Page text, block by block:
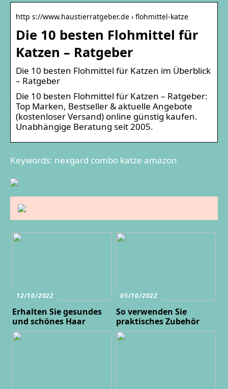
http s://www.haustierratgeber.de › flohmittel-katze
Die 10 besten Flohmittel für
Katzen – Ratgeber
Die 10 besten Flohmittel für Katzen im Überblick
– Ratgeber
Die 10 besten Flohmittel für Katzen – Ratgeber:
Top Marken, Bestseller & aktuelle Angebote
(kostenloser Versand) online günstig kaufen.
Unabhängige Beratung seit 2005.
Keywords: nexgard combo katze amazon
12/10/2022
Erhalten Sie gesundes
und schönes Haar
05/10/2022
So verwenden Sie
praktisches Zubehör